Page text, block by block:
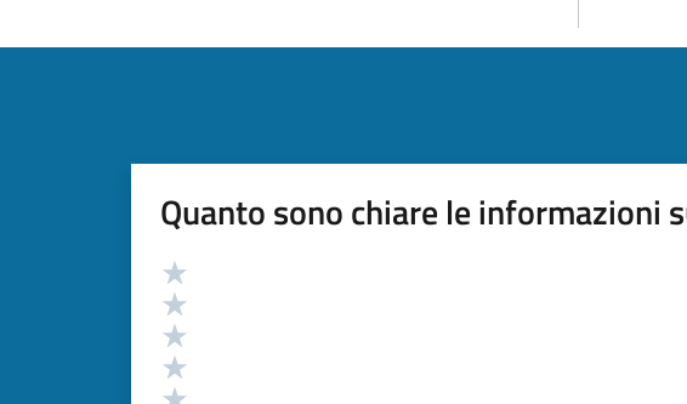
Quanto sono chiare le informazioni
Valutazione